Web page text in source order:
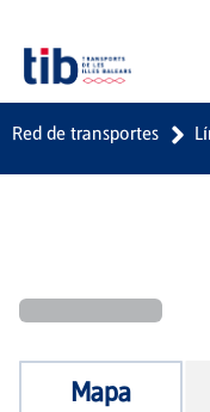
Saltar al contenido
Red de transportes
Mapa